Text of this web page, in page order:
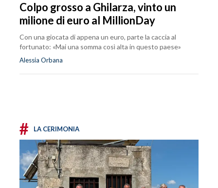
Colpo grosso a Ghilarza, vinto un
milione di euro al MillionDay
Con una giocata di appena un euro, parte la caccia al
fortunato: «Mai una somma così alta in questo paese»
Alessia Orbana
# LA CERIMONIA